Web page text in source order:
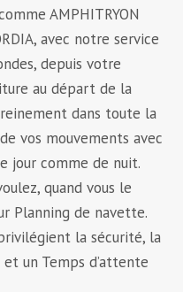
AMPHITRYON
avec notre service
depuis votre
au départ de la
dans toute la
vos mouvements avec
jour comme de nuit.
quand vous le
Planning de navette.
la sécurité, la
un Temps d’attente